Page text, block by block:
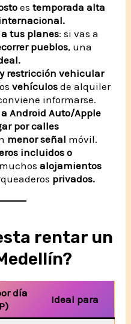
es temporada alta
tus planes: si vas a
pueblos, una
restricción vehicular
vehículos de alquiler
informarse.
Android Auto/Apple
por calles
menor señal móvil.
incluidos o
alojamientos
privados.
rentar un
día
Ideal para